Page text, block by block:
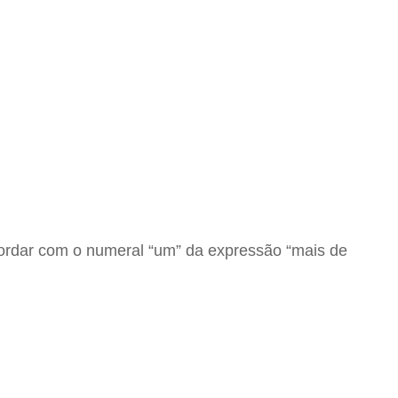
com o numeral “um” da expressão “mais de